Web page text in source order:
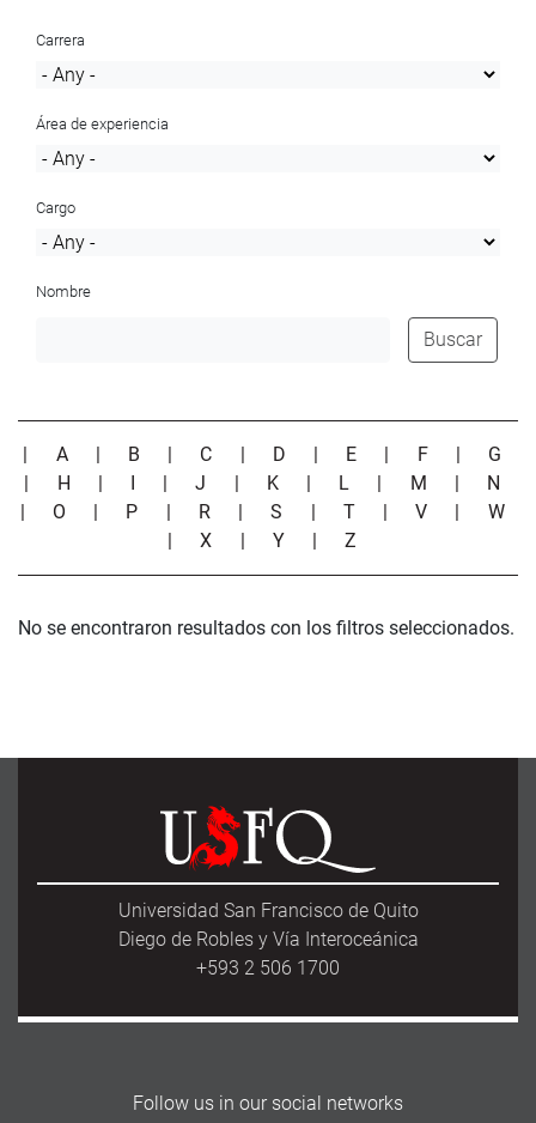
Carrera
Área de experiencia
Cargo
Nombre
Buscar
| A | B | C | D | E | F | G
| H | I |J | K | L | M | N
| O | P | R |S | T |V | W
|X | Y |Z
No se encontraron resultados con los filtros seleccionados.
Universidad San Francisco de Quito
Diego de Robles y Vía Interoceánica
+593 2 506 1700
Follow us in our social networks